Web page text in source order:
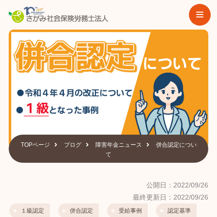
TOPページ ブログ 障害年金ニュース
併合認定につい
て
公開日：2022/09/26
最終更新日：2022/09/26
１級認定 併合認定 受給事例 認定基準